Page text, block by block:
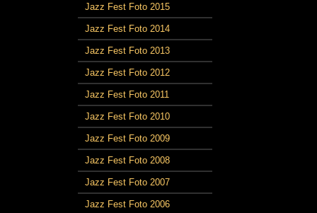
Jazz Fest Foto 2015
Jazz Fest Foto 2014
Jazz Fest Foto 2013
Jazz Fest Foto 2012
Jazz Fest Foto 2011
Jazz Fest Foto 2010
Jazz Fest Foto 2009
Jazz Fest Foto 2008
Jazz Fest Foto 2007
Jazz Fest Foto 2006